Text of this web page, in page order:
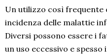
Un utilizzo così frequente
incidenza delle malattie
Diversi possono essere i
un uso eccessivo e